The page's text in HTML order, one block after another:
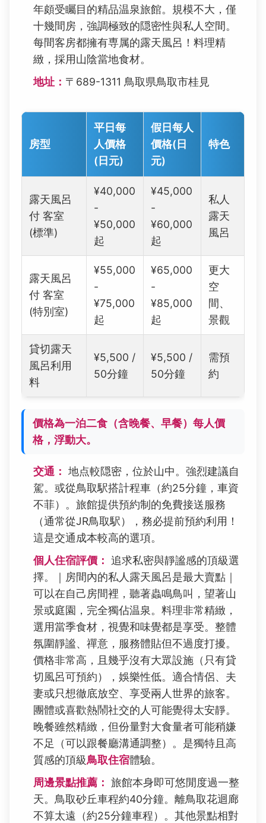
年頗受矚目的精品温泉旅館。規模不大，僅
十幾間房，強調極致的隠密性與私人空間。
每間客房都擁有専属的露天風呂！料理精
緻，採用山陰當地食材。
地址： 〒689-1311 鳥取県鳥取市桂見
房型
平日每
人價格
(日元)
假日每人
價格(日
元)
特色
露天風呂
付 客室
(標準)
¥40,000
-
¥50,000
起
¥45,000
-
¥60,000
起
私人
露天
風呂
露天風呂
付 客室
(特別室)
¥55,000
-
¥75,000
起
¥65,000
-
¥85,000
起
更大
空
間、
景觀
貸切露天
風呂利用
料
¥5,500 /
50分鐘
¥5,500 /
50分鐘
需預
約
價格為一泊二食（含晚餐、早餐）每人價
格，浮動大。
交通： 地点較隠密，位於山中。強烈建議自
駕。或從鳥取駅搭計程車（約25分鐘，車資
不菲）。旅館提供預約制的免費接送服務
（通常從JR鳥取駅），務必提前預約利用！
這是交通成本較高的選項。
個人住宿評價： 追求私密與靜謐感的頂級選
擇。｜房間內的私人露天風呂是最大賣點｜
可以在自己房間裡，聽著蟲鳴鳥叫，望著山
景或庭園，完全獨佔温泉。料理非常精緻，
選用當季食材，視覺和味覺都是享受。整體
氛圍靜謐、禪意，服務體貼但不過度打擾。
價格非常高，且幾乎沒有大眾設施（只有貸
切風呂可預約），娛樂性低。適合情侶、夫
妻或只想徹底放空、享受兩人世界的旅客。
團體或喜歡熱鬧社交的人可能覺得太安靜。
晚餐雖然精緻，但份量對大食量者可能稍嫌
不足（可以跟餐廳溝通調整）。是獨特且高
質感的頂級鳥取住宿體驗。
周邊景點推薦： 旅館本身即可悠閒度過一整
天。鳥取砂丘車程約40分鐘。離鳥取花迴廊
不算太遠（約25分鐘車程）。其他景點相對